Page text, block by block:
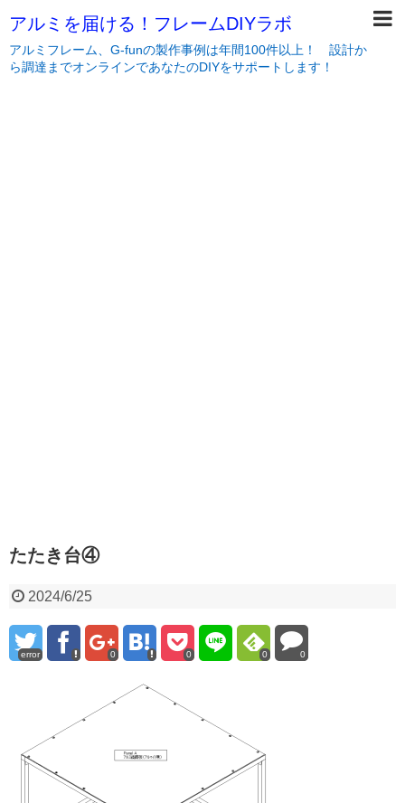
アルミを届ける！フレームDIYラボ
アルミフレーム、G-funの製作事例は年間100件以上！ 設計か
ら調達までオンラインであなたのDIYをサポートします！
たたき台④
2024/6/25
error 0 0 0 0